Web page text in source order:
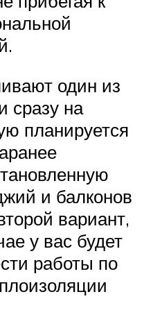
один из
сразу на
планируется
и балконов
вариант,
у вас будет
работы по